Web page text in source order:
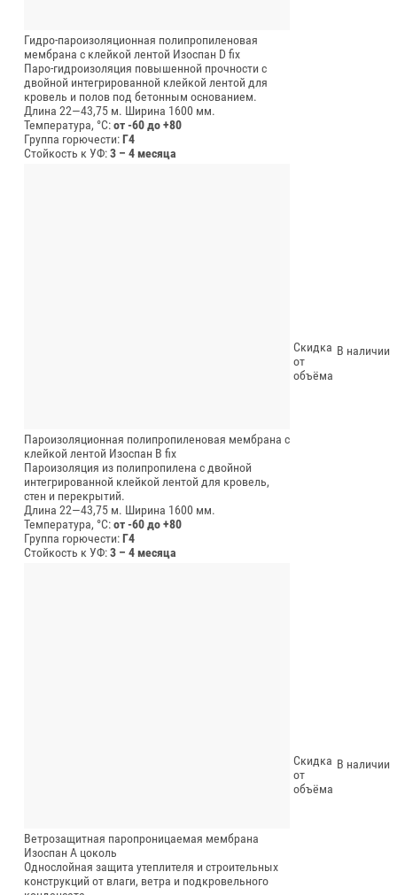
Гидро-пароизоляционная полипропиленовая
мембрана с клейкой лентой Изоспан D fix
Паро-гидроизоляция повышенной прочности с
двойной интегрированной клейкой лентой для
кровель и полов под бетонным основанием.
Длина 22—43,75 м. Ширина 1600 мм.
Температура, °C:от -60 до +80
Группа горючести:Г4
Стойкость к УФ:3 – 4 месяца
Пароизоляционная полипропиленовая мембрана с
клейкой лентой Изоспан В fix
Пароизоляция из полипропилена с двойной
интегрированной клейкой лентой для кровель,
стен и перекрытий.
Длина 22—43,75 м. Ширина 1600 мм.
Температура, °C:от -60 до +80
Группа горючести:Г4
Стойкость к УФ:3 – 4 месяца
Скидка
от
объёма
В наличии
Ветрозащитная паропроницаемая мембрана
Изоспан А цоколь
Однослойная защита утеплителя и строительных
конструкций от влаги, ветра и подкровельного
Скидка
от
объёма
В наличии